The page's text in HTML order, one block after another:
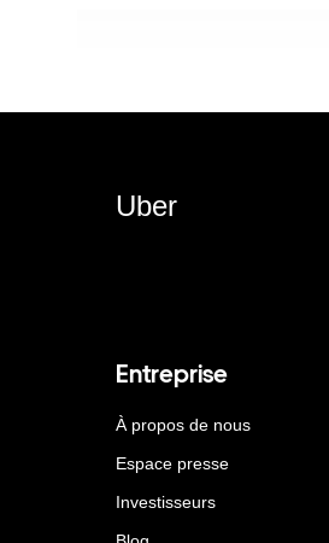
Uber
Entreprise
À propos de nous
Espace presse
Investisseurs